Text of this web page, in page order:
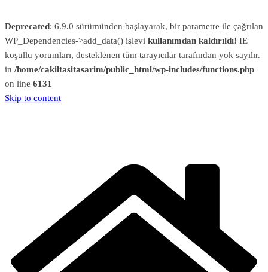
Deprecated: 6.9.0 sürümünden başlayarak, bir parametre ile çağrılan
WP_Dependencies->add_data() işlevi kullanımdan kaldırıldı! IE
koşullu yorumları, desteklenen tüm tarayıcılar tarafından yok sayılır.
in /home/cakiltasitasarim/public_html/wp-includes/functions.php
on line 6131
Skip to content